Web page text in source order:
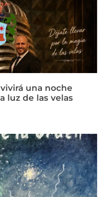
una noche
luz de las velas